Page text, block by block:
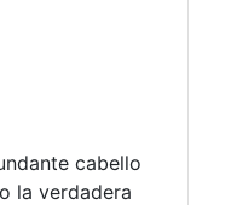
cabello
la verdadera